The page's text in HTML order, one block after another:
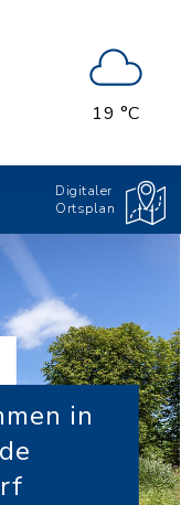
19 °C
Digitaler
Ortsplan
in